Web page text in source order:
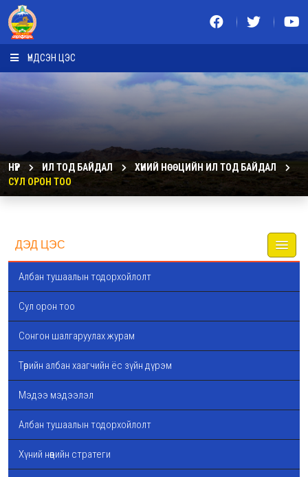
ҮНДСЭН ЦЭС
НҮҮР ИЛ ТОД БАЙДАЛ
ХҮНИЙ НӨӨЦИЙН ИЛ ТОД БАЙДАЛ
СУЛ ОРОН ТОО
ДЭД ЦЭС
Албан тушаалын тодорхойлолт
Сул орон тоо
Сонгон шалгаруулах журам
Төрийн албан хаагчийн ёс зүйн дүрэм
Мэдээ мэдээлэл
Албан тушаалын тодорхойлолт
Хүний нөөцийн стратеги